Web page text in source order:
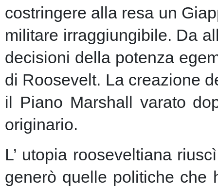
costringere alla resa un
militare irraggiungibile. Da
decisioni della potenza
di Roosevelt. La creazione
il Piano Marshall varato
originario.
L’ utopia rooseveltiana
generò quelle politiche che